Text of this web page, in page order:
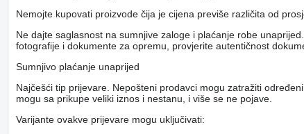
Nemojte kupovati proizvode čija je cijena previše različita od
Ne dajte saglasnost na sumnjive zaloge i plaćanje robe
fotografije i dokumente za opremu, provjerite autentičnost
Sumnjivo plaćanje unaprijed
Najčešći tip prijevare. Nepošteni prodavci mogu zatražiti
mogu sa prikupe veliki iznos i nestanu, i više se ne pojave.
Varijante ovakve prijevare mogu uključivati: